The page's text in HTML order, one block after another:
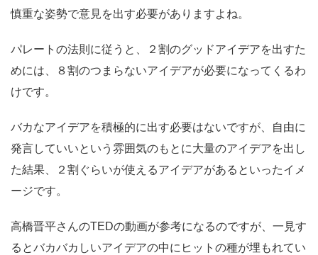
慎重な姿勢で意見を出す必要がありますよね。
パレートの法則に従うと、
２割のグッドアイデアを出すた
めには、８割のつまらないアイデアが必要になってくるわ
けです。
バカなアイデアを積極的に出す必要はないですが、自由に
発言していいという雰囲気のもとに大量のアイデアを出し
た結果、２割ぐらいが使えるアイデアがあるといったイメ
ージです。
高橋晋平さんのTEDの動画が参考になるのですが、一見す
るとバカバカしいアイデアの中にヒットの種が埋もれてい